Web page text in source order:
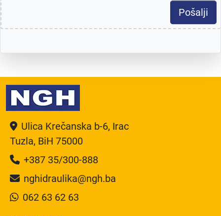
Pošalji
Ulica Krečanska b-6, Irac
Tuzla, BiH 75000
+387 35/300-888
nghidraulika@ngh.ba
062 63 62 63